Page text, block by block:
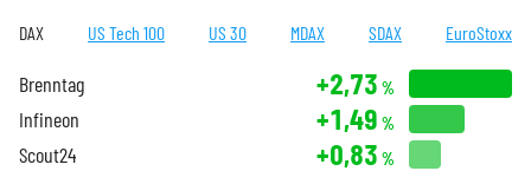
DAX US Tech 100 US 30 MDAX SDAX EuroStoxx
Brenntag +2,73 %
Infineon +1,49 %
Scout24 +0,83 %